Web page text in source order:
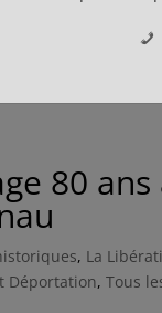
80
, La
Déportation,Tous